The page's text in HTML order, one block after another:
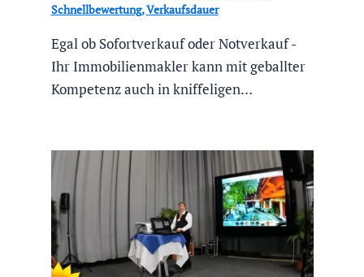
Schnellbewertung,Verkaufsdauer
Egal ob Sofortverkauf oder Notverkauf -
Ihr Immobilienmakler kann mit geballter
Kompetenz auch in kniffeligen…